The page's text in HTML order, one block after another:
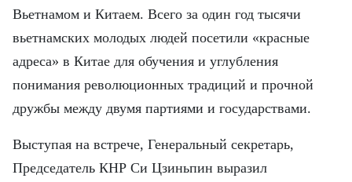
Вьетнамом и Китаем. Всего за один год тысячи
вьетнамских молодых людей посетили «красные
адреса» в Китае для обучения и углубления
понимания революционных традиций и прочной
дружбы между двумя партиями и государствами.
Выступая на встрече, Генеральный секретарь,
Председатель КНР Си Цзиньпин выразил